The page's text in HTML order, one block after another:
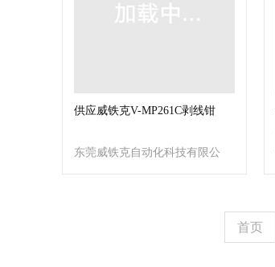
供应威铁克V-MP261C剥线钳
东莞威铁克自动化科技有限公
司
首页